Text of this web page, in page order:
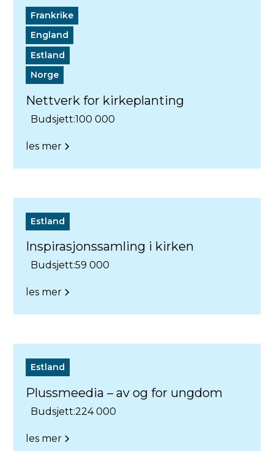
Frankrike
England
Estland
Norge
Nettverk for kirkeplanting
Budsjett:100 000
les mer
Estland
Inspirasjonssamling i kirken
Budsjett:59 000
les mer
Estland
Plussmeedia – av og for ungdom
Budsjett:224 000
les mer